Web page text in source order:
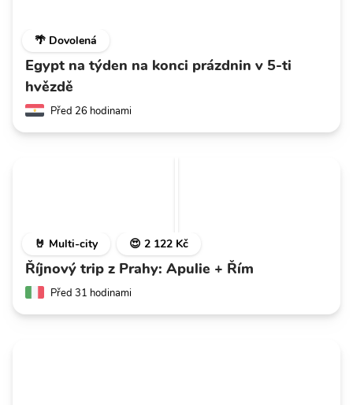
🌴 Dovolená
Egypt na týden na konci prázdnin v 5-ti
hvězdě
Před 26 hodinami
🤘 Multi-city 😍 2 122 Kč
Říjnový trip z Prahy: Apulie + Řím
Před 31 hodinami